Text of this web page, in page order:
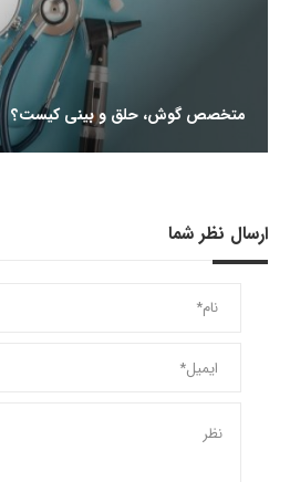
متخصص گوش، حلق و بینی کیست؟
ارسال نظر شما